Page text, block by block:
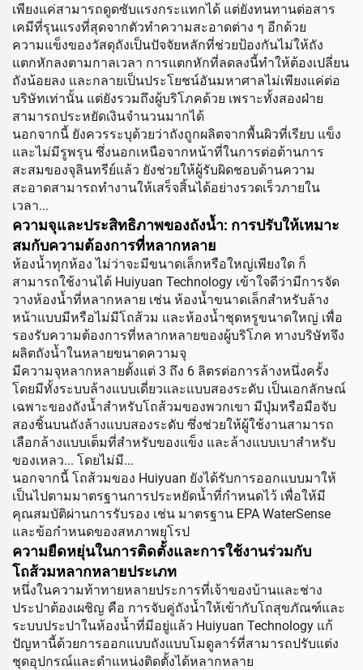
เพียงแค่สามารถดูดซับแรงกระแทกได้ แต่ยังทนทานต่อสาร
เคมีที่รุนแรงที่สุดจากตัวทำความสะอาดต่าง ๆ อีกด้วย
ความแข็งของวัสดุถังเป็นปัจจัยหลักที่ช่วยป้องกันไม่ให้ถัง
แตกหักลงตามกาลเวลา การแตกหักที่ลดลงนี้ทำให้ต้องเปลี่ยน
ถังน้อยลง และกลายเป็นประโยชน์อันมหาศาลไม่เพียงแค่ต่อ
บริษัทเท่านั้น แต่ยังรวมถึงผู้บริโภคด้วย เพราะทั้งสองฝ่าย
สามารถประหยัดเงินจำนวนมากได้
นอกจากนี้ ยังควรระบุด้วยว่าถังถูกผลิตจากพื้นผิวที่เรียบ แข็ง
และไม่มีรูพรุน ซึ่งนอกเหนือจากหน้าที่ในการต่อต้านการ
สะสมของจุลินทรีย์แล้ว ยังช่วยให้ผู้รับผิดชอบด้านความ
สะอาดสามารถทำงานให้เสร็จสิ้นได้อย่างรวดเร็วภายใน
เวลา...
ความจุและประสิทธิภาพของถังน้ำ: การปรับให้เหมาะ
สมกับความต้องการที่หลากหลาย
ห้องน้ำทุกห้อง ไม่ว่าจะมีขนาดเล็กหรือใหญ่เพียงใด ก็
สามารถใช้งานได้ Huiyuan Technology เข้าใจดีว่ามีการจัด
วางห้องน้ำที่หลากหลาย เช่น ห้องน้ำขนาดเล็กสำหรับล้าง
หน้าแบบมีหรือไม่มีโถส้วม และห้องน้ำชุดหรูขนาดใหญ่ เพื่อ
รองรับความต้องการที่หลากหลายของผู้บริโภค ทางบริษัทจึง
ผลิตถังน้ำในหลายขนาดความจุ
มีความจุหลากหลายตั้งแต่ 3 ถึง 6 ลิตรต่อการล้างหนึ่งครั้ง
โดยมีทั้งระบบล้างแบบเดี่ยวและแบบสองระดับ เป็นเอกลักษณ์
เฉพาะของถังน้ำสำหรับโถส้วมของพวกเขา มีปุ่มหรือมือจับ
สองชิ้นบนถังล้างแบบสองระดับ ซึ่งช่วยให้ผู้ใช้งานสามารถ
เลือกล้างแบบเต็มที่สำหรับของแข็ง และล้างแบบเบาสำหรับ
ของเหลว... โดยไม่มี...
นอกจากนี้ โถส้วมของ Huiyuan ยังได้รับการออกแบบมาให้
เป็นไปตามมาตรฐานการประหยัดน้ำที่กำหนดไว้ เพื่อให้มี
คุณสมบัติผ่านการรับรอง เช่น มาตรฐาน EPA WaterSense
และข้อกำหนดของสหภาพยุโรป
ความยืดหยุ่นในการติดตั้งและการใช้งานร่วมกับ
โถส้วมหลากหลายประเภท
หนึ่งในความท้าทายหลายประการที่เจ้าของบ้านและช่าง
ประปาต้องเผชิญ คือ การจับคู่ถังน้ำให้เข้ากับโถสุขภัณฑ์และ
ระบบประปาในห้องน้ำที่มีอยู่แล้ว Huiyuan Technology แก้
ปัญหานี้ด้วยการออกแบบถังแบบโมดูลาร์ที่สามารถปรับแต่ง
ชุดอุปกรณ์และตำแหน่งติดตั้งได้หลากหลาย